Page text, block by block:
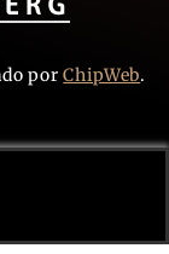
porChipWeb.